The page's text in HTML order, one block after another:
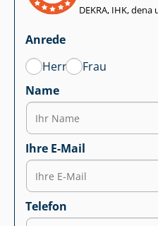
DEKRA, IHK, dena
Anrede
Herr
Frau
Name
Ihre E-Mail
Telefon